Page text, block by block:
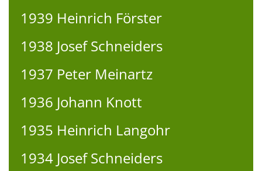
1939 Heinrich Förster
1938 Josef Schneiders
1937 Peter Meinartz
1936 Johann Knott
1935 Heinrich Langohr
1934 Josef Schneiders